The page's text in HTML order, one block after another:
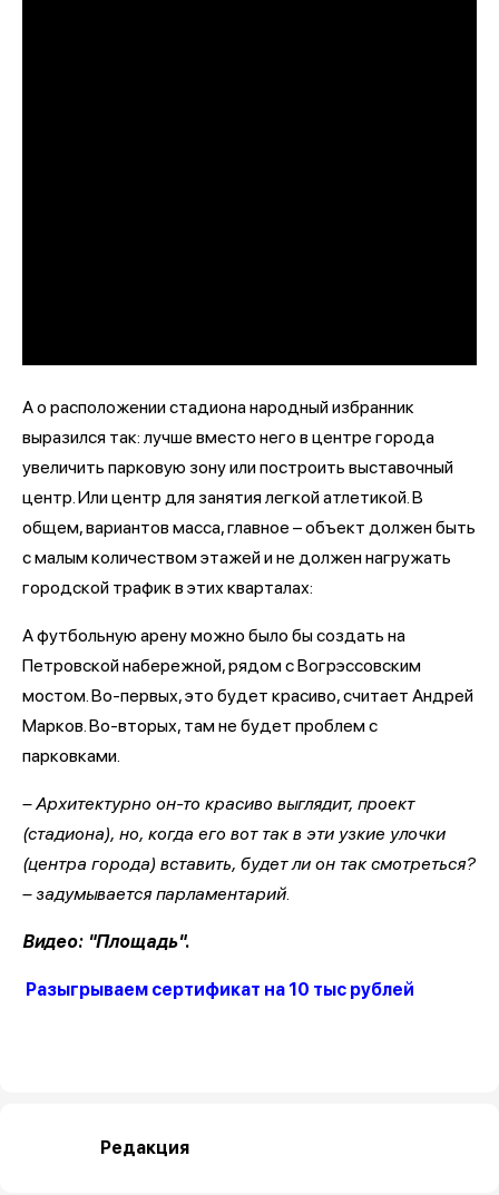
А о расположении стадиона народный избранник
выразился так: лучше вместо него в центре города
увеличить парковую зону или построить выставочный
центр. Или центр для занятия легкой атлетикой. В
общем, вариантов масса, главное – объект должен быть
с малым количеством этажей и не должен нагружать
городской трафик в этих кварталах:
А футбольную арену можно было бы создать на
Петровской набережной, рядом с Вогрэссовским
мостом. Во-первых, это будет красиво, считает Андрей
Марков. Во-вторых, там не будет проблем с
парковками.
– Архитектурно он-то красиво выглядит, проект
(стадиона), но, когда его вот так в эти узкие улочки
(центра города) вставить, будет ли он так смотреться?
– задумывается парламентарий.
Видео: "Площадь".
Разыгрываем сертификат на 10 тыс рублей
Редакция